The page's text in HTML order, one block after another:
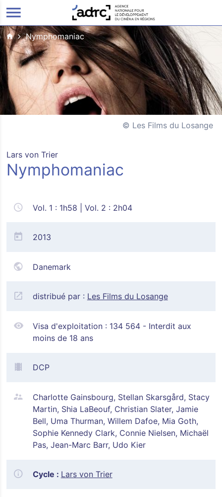
ALLER AU CONTENU PRINCIPAL
Nymphomaniac
Les Films du Losange
Lars von Trier
Nymphomaniac
Vol. 1 : 1h58 | Vol. 2 : 2h04
2013
Danemark
distribué par : Les Films du Losange
Visa d'exploitation : 134 564 - Interdit aux
moins de 18 ans
DCP
Charlotte Gainsbourg, Stellan Skarsgård, Stacy
Martin, Shia LaBeouf, Christian Slater, Jamie
Bell, Uma Thurman, Willem Dafoe, Mia Goth,
Sophie Kennedy Clark, Connie Nielsen, Michaël
Pas, Jean-Marc Barr, Udo Kier
Cycle : Lars von Trier